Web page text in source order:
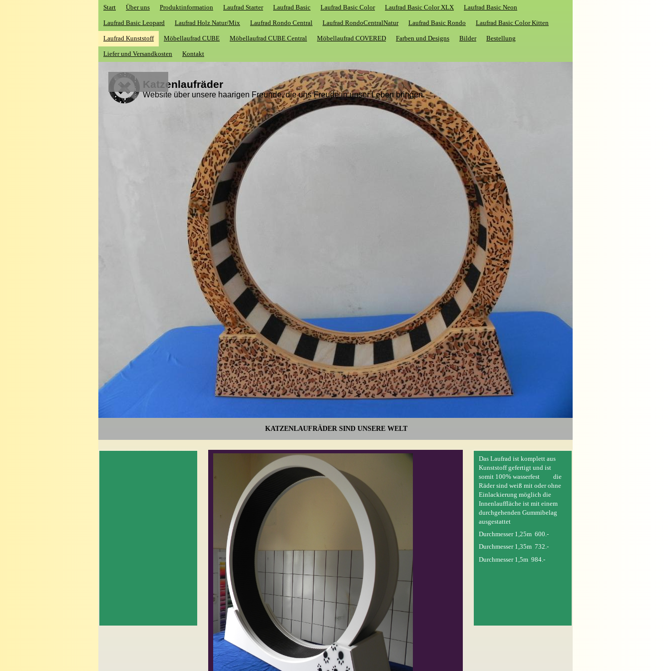
Start Über uns Produktinformation Laufrad Starter Laufrad Basic Laufrad Basic Color Laufrad Basic Color XLX Laufrad Basic Neon
Laufrad Basic Leopard Laufrad Holz Natur/Mix Laufrad Rondo Central Laufrad RondoCentralNatur Laufrad Basic Rondo Laufrad Basic Color Kitten
Laufrad Kunststoff Möbellaufrad CUBE Möbellaufrad CUBE Central Möbellaufrad COVERED Farben und Designs Bilder Bestellung
Liefer und Versandkosten Kontakt
Katzenlaufräder
Website über unsere haarigen Freunde, die uns Freude in unser Leben bringen.
KATZENLAUFRÄDER SIND UNSERE WELT
Das Laufrad ist komplett aus
Kunststoff gefertigt und ist
somit 100% wasserfest die
Räder sind weiß mit oder ohne
Einlackierung möglich die
Innenlauffläche ist mit einem
durchgehenden Gummibelag
ausgestattet
Durchmesser 1,25m 600.-
Durchmesser 1,35m 732.-
Durchmesser 1,5m 984.-